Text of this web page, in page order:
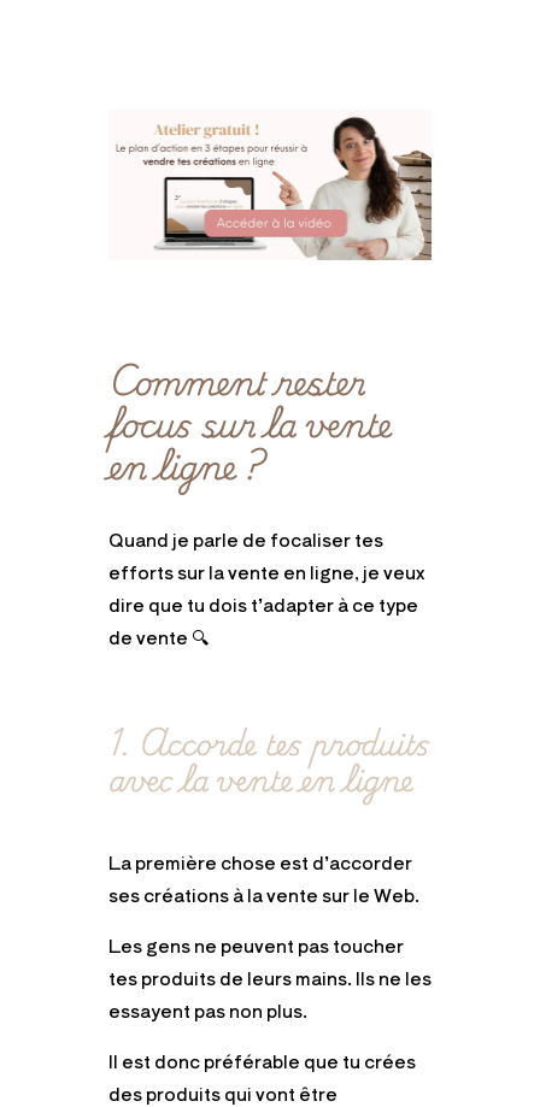
Comment rester
focus sur la vente
en ligne ?
Quand je parle de focaliser tes
efforts sur la vente en ligne, je veux
dire que tu dois t’adapter à ce type
de vente 🔍
1. Accorde tes produits
avec la vente en ligne
La première chose est d’accorder
ses créations à la vente sur le Web.
Les gens ne peuvent pas toucher
tes produits de leurs mains. Ils ne les
essayent pas non plus.
Il est donc préférable que tu crées
des produits qui vont être